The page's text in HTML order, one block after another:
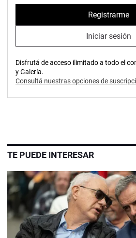
Registrarme
Iniciar sesión
Disfrutá de acceso ilimitado a todo el
y Galería.
Consultá nuestras opciones de
TE PUEDE INTERESAR